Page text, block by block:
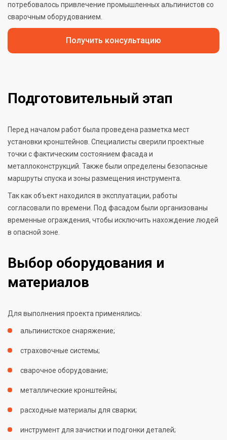
потребовалось привлечение промышленных альпинистов со
сварочным оборудованием.
Получить консультацию
Подготовительный этап
Перед началом работ была проведена разметка мест
установки кронштейнов. Специалисты сверили проектные
точки с фактическим состоянием фасада и
металлоконструкций. Также были определены безопасные
маршруты спуска и зоны размещения инструмента.
Так как объект находился в эксплуатации, работы
согласовали по времени. Под фасадом были организованы
временные ограждения, чтобы исключить нахождение людей
в опасной зоне.
Выбор оборудования и
материалов
Для выполнения проекта применялись:
альпинистское снаряжение;
страховочные системы;
сварочное оборудование;
металлические кронштейны;
расходные материалы для сварки;
инструмент для зачистки и подгонки деталей;